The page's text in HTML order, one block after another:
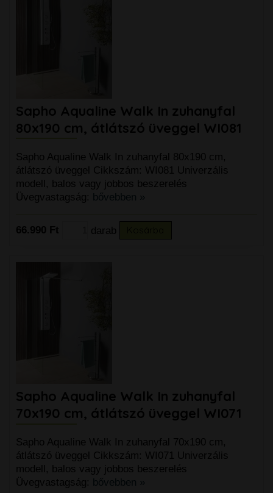
Sapho Aqualine Walk In zuhanyfal
80x190 cm, átlátszó üveggel WI081
Sapho Aqualine Walk In zuhanyfal 80x190 cm,
átlátszó üveggel Cikkszám: WI081 Univerzális
modell, balos vagy jobbos beszerelés
Üvegvastagság: bővebben »
66.990 Ft darab
Sapho Aqualine Walk In zuhanyfal
70x190 cm, átlátszó üveggel WI071
Sapho Aqualine Walk In zuhanyfal 70x190 cm,
átlátszó üveggel Cikkszám: WI071 Univerzális
modell, balos vagy jobbos beszerelés
Üvegvastagság: bővebben »